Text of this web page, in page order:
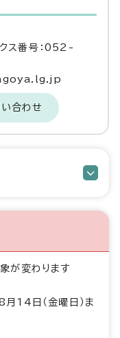
ス番号：052-
合わせ
が変わります
14日（金曜日）ま